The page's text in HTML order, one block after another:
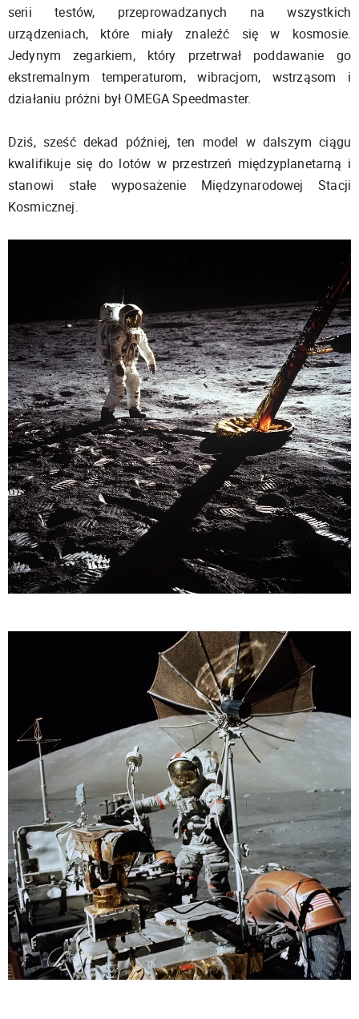
serii testów, przeprowadzanych na wszystkich
urządzeniach, które miały znaleźć się w kosmosie.
Jedynym zegarkiem, który przetrwał poddawanie go
ekstremalnym temperaturom, wibracjom, wstrząsom i
działaniu próżni był OMEGA Speedmaster.
Dziś, sześć dekad później, ten model w dalszym ciągu
kwalifikuje się do lotów w przestrzeń międzyplanetarną i
stanowi stałe wyposażenie Międzynarodowej Stacji
Kosmicznej.